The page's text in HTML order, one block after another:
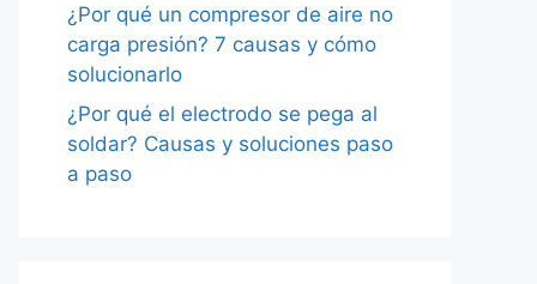
¿Por qué un compresor de aire no
carga presión? 7 causas y cómo
solucionarlo
¿Por qué el electrodo se pega al
soldar? Causas y soluciones paso
a paso